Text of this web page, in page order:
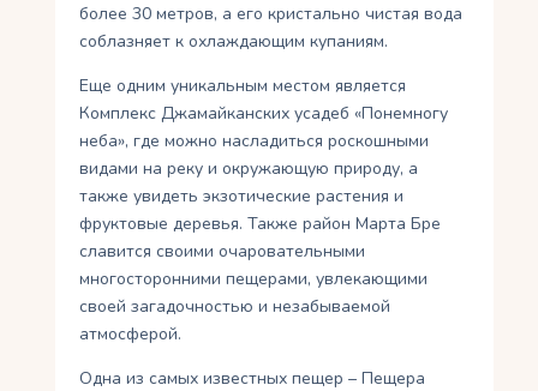
более 30 метров, а его кристально чистая вода
соблазняет к охлаждающим купаниям.
Еще одним уникальным местом является
Комплекс Джамайканских усадеб «Понемногу
неба», где можно насладиться роскошными
видами на реку и окружающую природу, а
также увидеть экзотические растения и
фруктовые деревья. Также район Марта Бре
славится своими очаровательными
многосторонними пещерами, увлекающими
своей загадочностью и незабываемой
атмосферой.
Одна из самых известных пещер – Пещера